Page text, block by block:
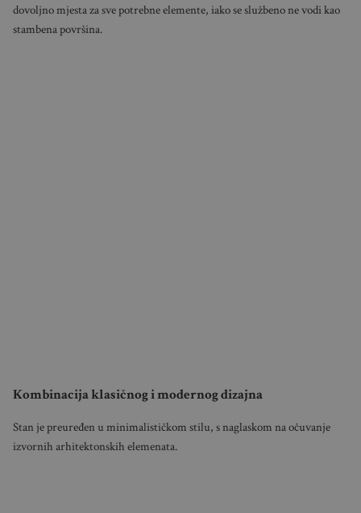
dovoljno mjesta za sve potrebne elemente, iako se službeno ne vodi kao
stambena površina.
Kombinacija klasičnog i modernog dizajna
Stan je preuređen u minimalističkom stilu, s naglaskom na očuvanje
izvornih arhitektonskih elemenata.